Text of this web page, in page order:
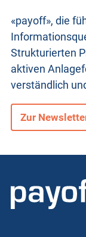
«payoff», die
Strukturierten
aktiven
verständlich
Zur